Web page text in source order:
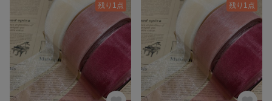
残り1点 残り1点